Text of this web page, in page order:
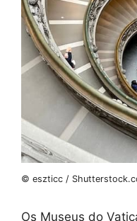
© eszticc /
Os Museus do